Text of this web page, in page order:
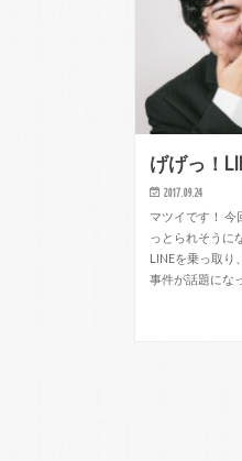
げげっ！
2017.09.24
マツイです！ 今
っとられそうに
LINEを乗っ取り
事件が話題にな